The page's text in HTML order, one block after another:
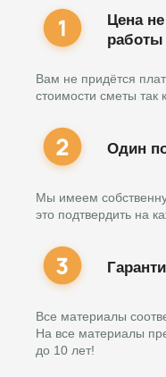
Цена
работы
Вам не придётся
стоимости сметы так
Один
Мы имеем
это подтвердить на
Все материалы
На все материалы
до 10 лет!